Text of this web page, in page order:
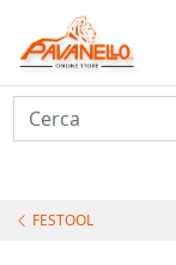
Cerca
FESTOOL